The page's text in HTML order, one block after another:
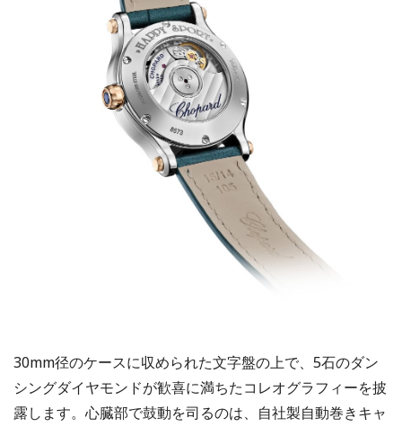
30mm径のケースに収められた文字盤の上で、5石のダン
シングダイヤモンドが歓喜に満ちたコレオグラフィーを披
露します。心臓部で鼓動を司るのは、自社製自動巻きキャ